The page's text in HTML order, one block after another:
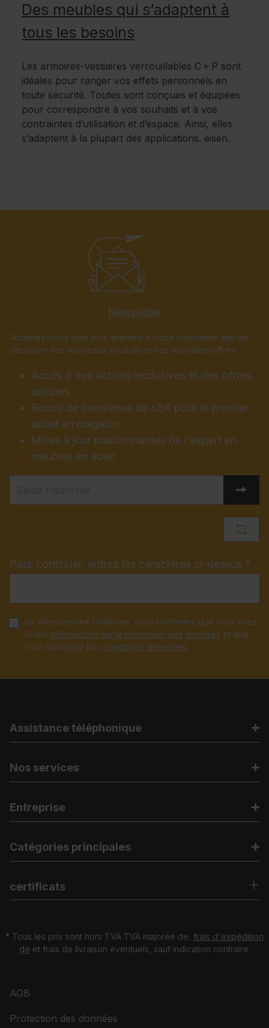
Des meubles qui s’adaptent à
tous les besoins
Les armoires-vestiaires verrouillables C + P sont
idéales pour ranger vos effets personnels en
toute sécurité. Toutes sont conçues et équipées
pour correspondre à vos souhaits et à vos
contraintes d’utilisation et d’espace. Ainsi, elles
s’adaptent à la plupart des applications. eisen.
Newsletter
Abonnez-vous sans plus attendre à notre newsletter afin de
découvrir nos nouveaux produits et nos nouvelles offres.
Accès à des actions exclusives et des offres
uniques
Bonus de bienvenue de 65€ pour le premier
achat en magasin
Mises à jour passionnantes de l'expert en
meubles en acier.
Pour continuer, entrez les caractères ci-dessus *
En sélectionnant Continuer, vous confirmez que vous avez
lu nos informations sur la protection des données et que
vous acceptez nos conditions générales.
Assistance téléphonique
Nos services
Entreprise
Catégories principales
certificats
* Tous les prix sont hors TVA TVA majorée de, frais d'expédition
de et frais de livraison éventuels, sauf indication contraire.
AGB
Protection des données